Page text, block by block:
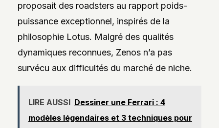
proposait des roadsters au rapport poids-
puissance exceptionnel, inspirés de la
philosophie Lotus. Malgré des qualités
dynamiques reconnues, Zenos n’a pas
survécu aux difficultés du marché de niche.
LIRE AUSSI Dessiner une Ferrari : 4
modèles légendaires et 3 techniques pour